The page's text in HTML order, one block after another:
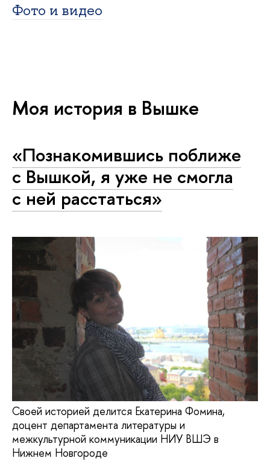
Фото и видео
Моя история в Вышке
«Познакомившись поближе
с Вышкой, я уже не смогла
с ней расстаться»
Своей историей делится Екатерина Фомина,
доцент департамента литературы и
межкультурной коммуникации НИУ ВШЭ в
Нижнем Новгороде